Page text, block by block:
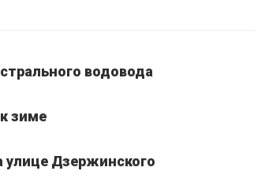
водовода
зиме
Дзержинского